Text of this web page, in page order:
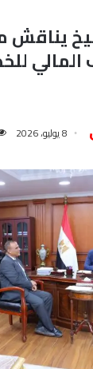
يناقش
المالي
8 يوليو، 2026